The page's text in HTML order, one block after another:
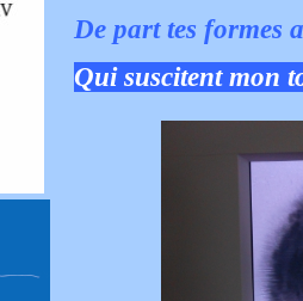
De part tes formes
Qui suscitent mon